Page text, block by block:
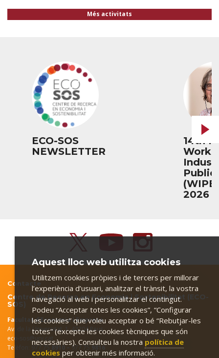
Més activitats
ECO-SOS
NEWSLETTER
14th
Public
2026
Contacte
Centre de Recerca en Economia i Sostenibilitat (ECO-
SOS)
Facultat d'Economia i Empresa
Av. de la Universitat, 1. 43204 Reus
eco-sos@urv.cat
Telèfon: 977 758910 –977 759816
Aquest lloc web utilitza cookies
Utilitzem cookies pròpies i de tercers per millorar
l’experiència d’usuari, analitzar el trànsit, la vostra
navegació al web i personalitzar el contingut.
Podeu “Acceptar totes les cookies”, “Configurar
les cookies” que voleu acceptar o bé “Rebutjar-les
totes” (excepte les cookies tècniques que són
necessàries). Consulteu la nostra política de
cookies per obtenir més informació.